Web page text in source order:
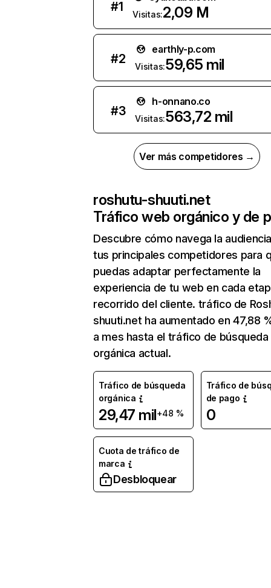
#1
Visitas:2,09 M
#2
earthly-p.com
Visitas:59,65 mil
#3
h-onnano.co
Visitas:563,72 mil
Ver más competidores →
roshutu-shuuti.net
Tráfico web orgánico y de
Descubre cómo navega la
tus principales competidores para
puedas adaptar perfectamente la
experiencia de tu web en cada
recorrido del cliente. tráfico de
shuuti.net ha aumentado en 47,88
a mes hasta el tráfico de búsqueda
orgánica actual.
Tráfico de búsqueda
orgánica
29,47 mil+48 %
Tráfico de
de pago
0
Cuota de tráfico de
marca
Desbloquear